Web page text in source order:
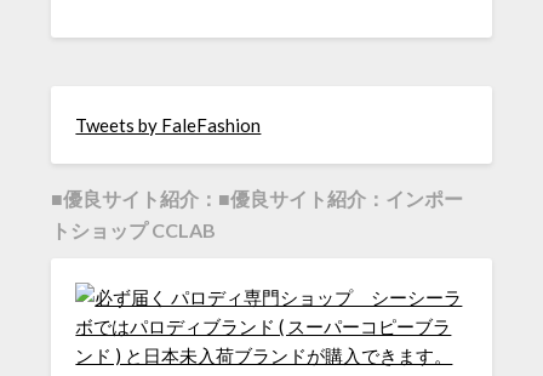
Tweets by FaleFashion
■優良サイト紹介：■優良サイト紹介：インポー
トショップ CCLAB